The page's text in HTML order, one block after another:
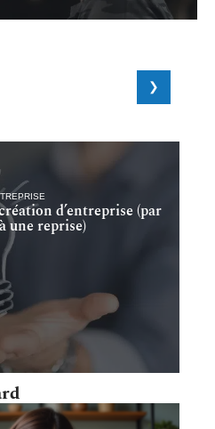
d’entreprise (par
une reprise)